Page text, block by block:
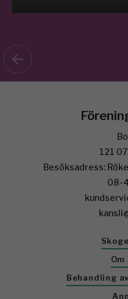
121
Besöksadress:
08-
Behandling